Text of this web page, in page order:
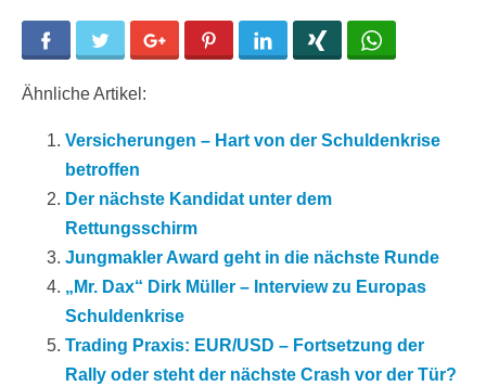
Facebook Twitter Google+ Pinterest LinkedIn
Ähnliche Artikel:
Versicherungen – Hart von der Schuldenkrise
betroffen
Der nächste Kandidat unter dem
Rettungsschirm
Jungmakler Award geht in die nächste Runde
„Mr. Dax“ Dirk Müller – Interview zu Europas
Schuldenkrise
Trading Praxis: EUR/USD – Fortsetzung der
Rally oder steht der nächste Crash vor der Tür?